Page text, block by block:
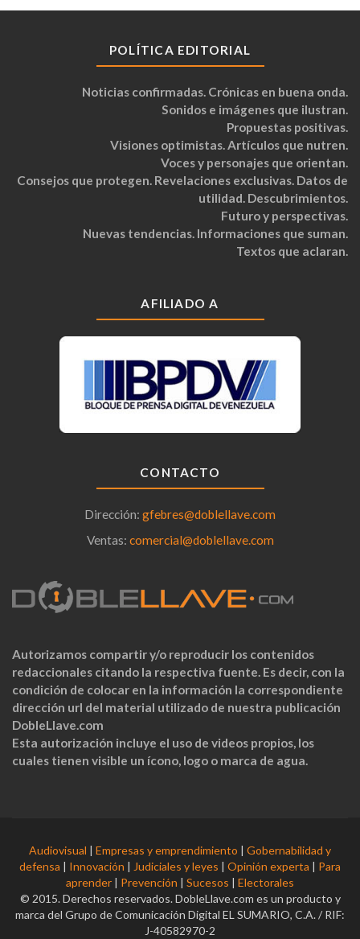
POLÍTICA EDITORIAL
Noticias confirmadas. Crónicas en buena onda.
Sonidos e imágenes que ilustran.
Propuestas positivas.
Visiones optimistas. Artículos que nutren.
Voces y personajes que orientan.
Consejos que protegen. Revelaciones exclusivas. Datos de
utilidad. Descubrimientos.
Futuro y perspectivas.
Nuevas tendencias. Informaciones que suman.
Textos que aclaran.
AFILIADO A
CONTACTO
Dirección: gfebres@doblellave.com
Ventas: comercial@doblellave.com
Autorizamos compartir y/o reproducir los contenidos
redaccionales citando la respectiva fuente. Es decir, con la
condición de colocar en la información la correspondiente
dirección url del material utilizado de nuestra publicación
DobleLlave.com
Esta autorización incluye el uso de videos propios, los
cuales tienen visible un ícono, logo o marca de agua.
Audiovisual | Empresas y emprendimiento | Gobernabilidad y
defensa | Innovación | Judiciales y leyes | Opinión experta | Para
aprender | Prevención | Sucesos | Electorales
© 2015. Derechos reservados. DobleLlave.com es un producto y
marca del Grupo de Comunicación Digital EL SUMARIO, C.A. / RIF:
J-40582970-2